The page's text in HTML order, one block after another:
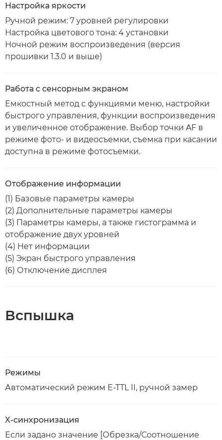
Настройка яркости
Ручной режим: 7 уровней регулировки
Настройка цветового тона: 4 установки
Ночной режим воспроизведения (версия
прошивки 1.3.0 и выше)
Работа с сенсорным экраном
Емкостный метод с функциями меню, настройки
быстрого управления, функции воспроизведения
и увеличенное отображение. Выбор точки AF в
режиме фото- и видеосъемки, съемка при касании
доступна в режиме фотосъемки.
Отображение информации
(1) Базовые параметры камеры
(2) Дополнительные параметры камеры
(3) Параметры камеры, а также гистограмма и
отображение двух уровней
(4) Нет информации
(5) Экран быстрого управления
(6) Отключение дисплея
Вспышка
Режимы
Автоматический режим E-TTL II, ручной замер
X-синхронизация
Если задано значение [Обрезка/Соотношение